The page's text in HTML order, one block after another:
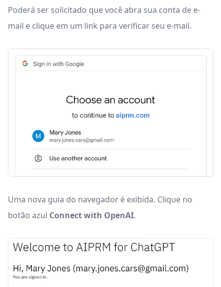
Poderá ser solicitado que você abra sua conta de e-
mail e clique em um link para verificar seu e-mail.
Uma nova guia do navegador é exibida. Clique no
botão azul Connect with OpenAI.